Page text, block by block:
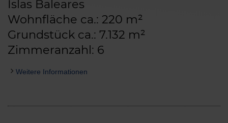
Islas Baleares
Wohnfläche ca.: 220 m²
Grundstück ca.: 7.132 m²
Zimmeranzahl: 6
Weitere Informationen